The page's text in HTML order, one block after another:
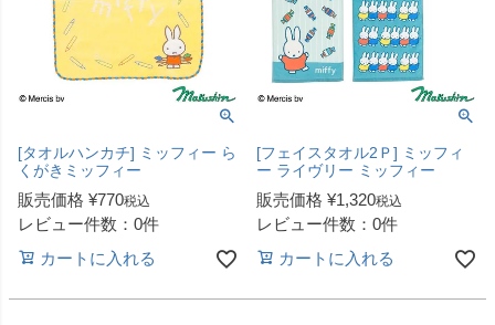
[タオルハンカチ] ミッフィー ら
くがきミッフィー
販売価格 ¥770税込
レビュー件数：0件
カートに入れる
[フェイスタオル2Ｐ] ミッフィ
ー ライヴリー ミッフィー
販売価格 ¥1,320税込
レビュー件数：0件
カートに入れる